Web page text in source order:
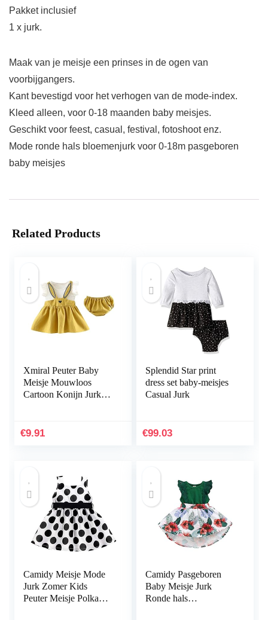
Pakket inclusief
1 x jurk.
Maak van je meisje een prinses in de ogen van
voorbijgangers.
Kant bevestigd voor het verhogen van de mode-index.
Kleed alleen, voor 0-18 maanden baby meisjes.
Geschikt voor feest, casual, festival, fotoshoot enz.
Mode ronde hals bloemenjurk voor 0-18m pasgeboren
baby meisjes
Related Products
Xmiral Peuter Baby
Meisje Mouwloos
Cartoon Konijn Jurk
€9.91
Splendid Star print
dress set baby-meisjes
Casual Jurk
€99.03
Camidy Meisje Mode
Jurk Zomer Kids
Peuter Meisje Polka
Camidy Pasgeboren
Baby Meisje Jurk
Ronde hals